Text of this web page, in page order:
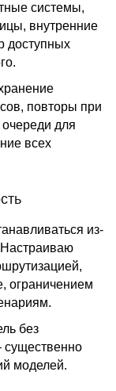
системы,
внутренние
доступных
повторы при
для
всех
из-
Настраиваю
ограничением
без
моделей.